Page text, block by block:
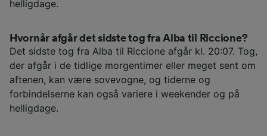
helligdage.
Hvornår afgår det sidste tog fra Alba til Riccione?
Det sidste tog fra Alba til Riccione afgår kl. 20:07. Tog,
der afgår i de tidlige morgentimer eller meget sent om
aftenen, kan være sovevogne, og tiderne og
forbindelserne kan også variere i weekender og på
helligdage.